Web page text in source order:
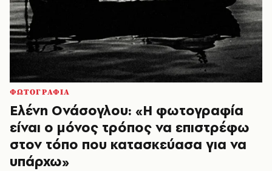
ΦΩΤΟΓΡΑΦΙΑ
Ελένη Ονάσογλου: «Η φωτογραφία
είναι ο μόνος τρόπος να επιστρέφω
στον τόπο που κατασκεύασα για να
υπάρχω»